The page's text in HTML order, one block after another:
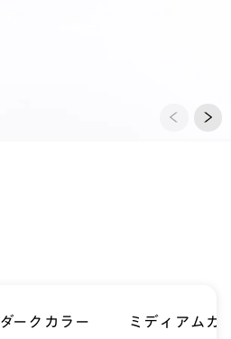
ダークカラー ミディアムカ